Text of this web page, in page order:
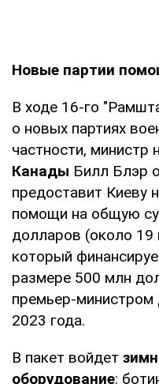
Новые партии
В ходе 16-го
о новых партиях
частности, министр
Канады Билл Блэр
предоставит Киеву
помощи на общую
долларов (около
который
размере 500 млн
премьер-
2023 года.
В пакет войдет
оборудование: